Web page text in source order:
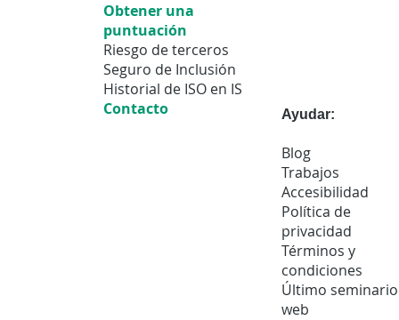
Obtener una
puntuación
Riesgo de terceros
Seguro de Inclusión
Historial de ISO en IS
Contacto
Ayudar:
Blog
Trabajos
Accesibilidad
Política de
privacidad
Términos y
condiciones
Último seminario
web